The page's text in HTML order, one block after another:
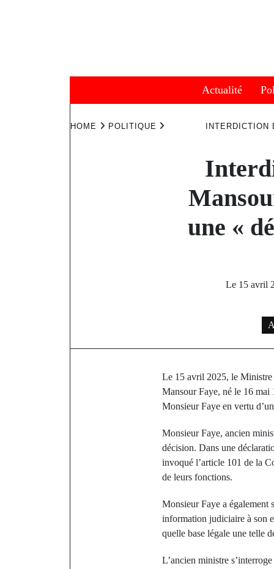
Actualité
HOME POLITIQUE
une «
Le 15 avril
Le 15 avril 2025, le Ministre
Mansour Faye, né le 16 mai
Monsieur Faye en vertu
Monsieur Faye, ancien
décision. Dans une
invoqué l’article 101 de la
de leurs fonctions.
Monsieur Faye a également
information judiciaire à son
quelle base légale une telle
L’ancien ministre